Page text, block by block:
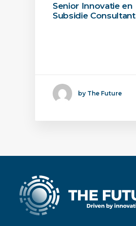
Senior Innovatie en
Subsidie Consultant
by The Future